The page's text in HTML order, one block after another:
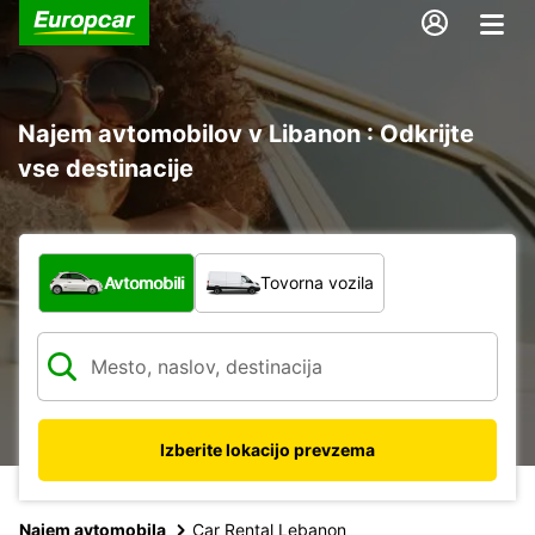
Najem avtomobilov v Libanon : Odkrijte
vse destinacije
Katera vrsta vozila?
Avtomobili Tovorna vozila
Izberite lokacijo prevzema
Najem avtomobila Car Rental Lebanon